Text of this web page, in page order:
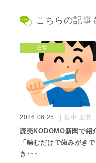
こちらの記事
日常
2026.06.25 坂中 亜衣
読売KODOMO新聞で紹
「噛むだけで歯みがきで
き･･･